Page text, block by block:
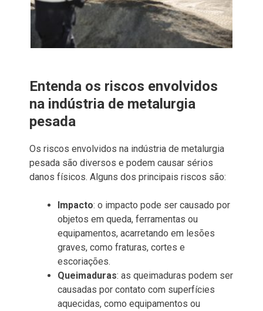
Entenda os riscos envolvidos
na indústria de metalurgia
pesada
Os riscos envolvidos na indústria de metalurgia
pesada são diversos e podem causar sérios
danos físicos. Alguns dos principais riscos são:
Impacto: o impacto pode ser causado por
objetos em queda, ferramentas ou
equipamentos, acarretando em lesões
graves, como fraturas, cortes e
escoriações.
Queimaduras: as queimaduras podem ser
causadas por contato com superfícies
aquecidas, como equipamentos ou